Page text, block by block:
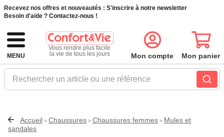
Recevez nos offres et nouveautés : S'inscrire à notre newsletter
Besoin d'aide ? Contactez-nous !
MENU
Vous rendre plus facile
la vie de tous les jours
Rechercher un article ou une référence
Mon compte Mon panier
Accueil > Chaussures > Chaussures femmes > Mules et
sandales